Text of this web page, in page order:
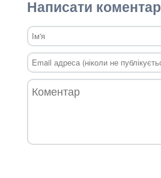
Написати коментар